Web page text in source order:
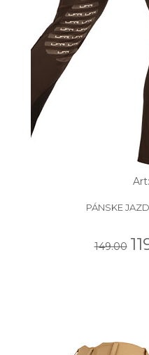
PÁNSKE
149.00